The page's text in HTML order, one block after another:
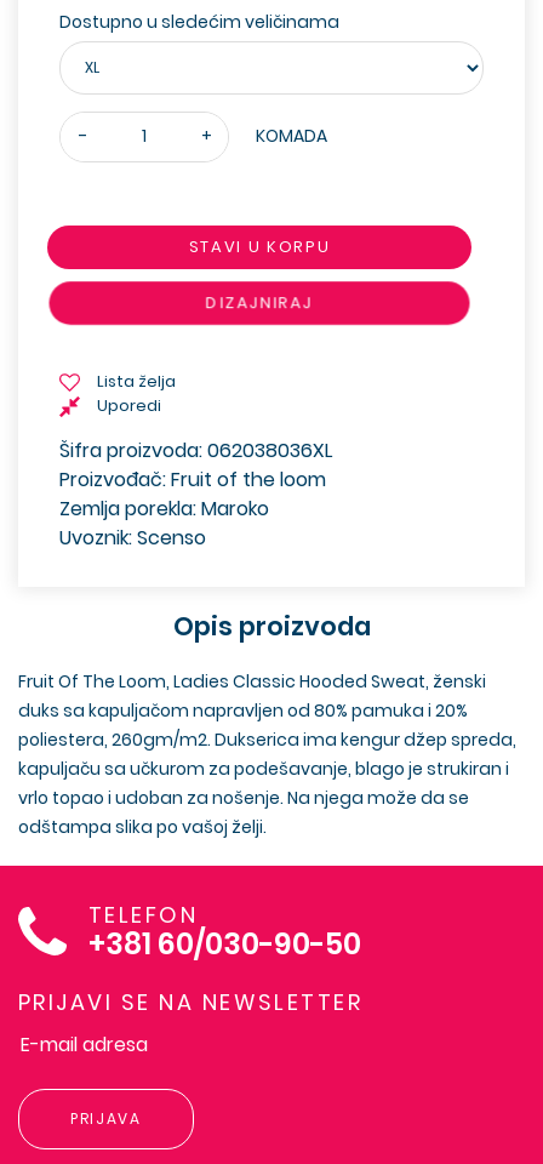
Dostupno u sledećim veličinama
- + KOMADA
STAVI U KORPU
DIZAJNIRAJ
Lista želja
Uporedi
Šifra proizvoda: 062038036XL
Proizvođač: Fruit of the loom
Zemlja porekla: Maroko
Uvoznik: Scenso
Opis proizvoda
Fruit Of The Loom, Ladies Classic Hooded Sweat, ženski
duks sa kapuljačom napravljen od 80% pamuka i 20%
poliestera, 260gm/m2. Dukserica ima kengur džep spreda,
kapuljaču sa učkurom za podešavanje, blago je strukiran i
vrlo topao i udoban za nošenje. Na njega može da se
odštampa slika po vašoj želji.
TELEFON
+381 60/030-90-50
PRIJAVI SE NA NEWSLETTER
PRIJAVA